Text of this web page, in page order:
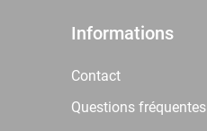
Informations
Contact
Questions fréquentes